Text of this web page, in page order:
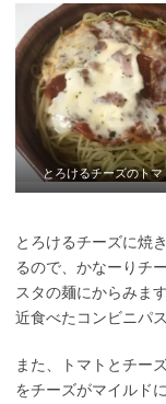
とろけるチーズのトマ
とろけるチーズに焼
るので、かなーりチ
スタの麺にからみま
近食べたコンビニパ
また、トマトとチー
をチーズがマイルド